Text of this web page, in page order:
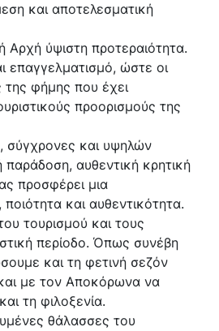
και αποτελεσματική
Αρχή ύψιστη προτεραιότητα.
επαγγελματισμό, ώστε οι
της φήμης που έχει
προορισμούς της
σύγχρονες και υψηλών
αυθεντική κρητική
προσφέρει μια
και αυθεντικότητα.
τουρισμού και τους
περίοδο. Όπως συνέβη
και τη φετινή σεζόν
με τον Αποκόρωνα να
τη φιλοξενία.
θάλασσες του